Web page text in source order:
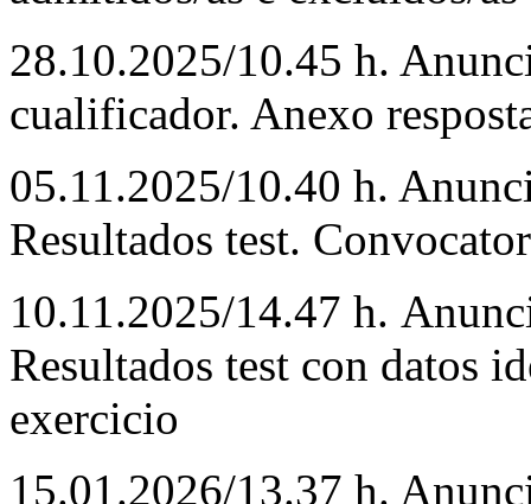
28.10.2025/10.45 h.
cualificador. Anexo
05.11.2025/10.40 h.
Resultados test.
10.11.2025/14.47 h.
Resultados test con datos
exercicio
15.01.2026/13.37 h.